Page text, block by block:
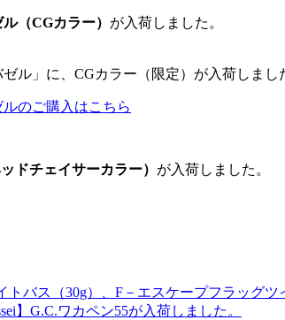
（CGカラー） が入荷しました。
ル」に、CGカラー（限定）が入荷しまし
のご購入はこちら
ドチェイサーカラー） が入荷しました。
バス（30g）、F－エスケープフラッグツ
】G.C.ワカペン55が入荷しました。